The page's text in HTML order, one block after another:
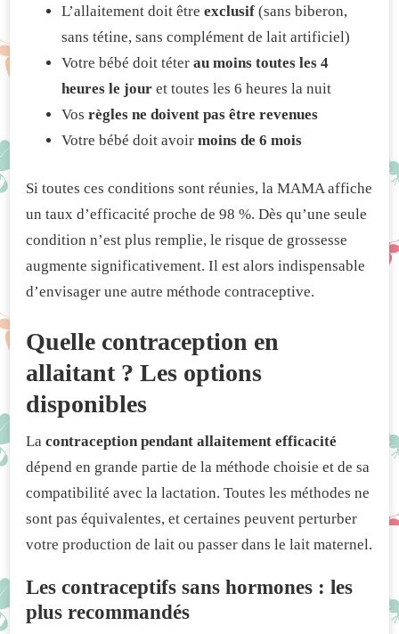
L’allaitement doit être exclusif (sans biberon,
sans tétine, sans complément de lait artificiel)
Votre bébé doit téter au moins toutes les 4
heures le jour et toutes les 6 heures la nuit
Vos règles ne doivent pas être revenues
Votre bébé doit avoir moins de 6 mois
Si toutes ces conditions sont réunies, la MAMA affiche
un taux d’efficacité proche de 98 %. Dès qu’une seule
condition n’est plus remplie, le risque de grossesse
augmente significativement. Il est alors indispensable
d’envisager une autre méthode contraceptive.
Quelle contraception en
allaitant ? Les options
disponibles
La contraception pendant allaitement efficacité
dépend en grande partie de la méthode choisie et de sa
compatibilité avec la lactation. Toutes les méthodes ne
sont pas équivalentes, et certaines peuvent perturber
votre production de lait ou passer dans le lait maternel.
Les contraceptifs sans hormones : les
plus recommandés